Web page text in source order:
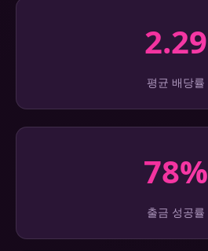
2.29
평균 배당률
78%
출금 성공률